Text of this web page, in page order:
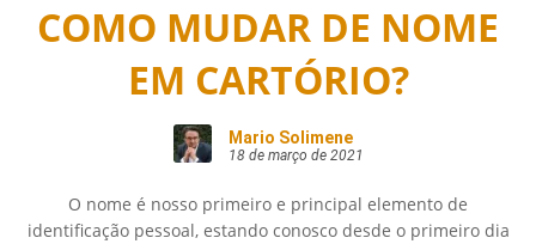
COMO MUDAR DE NOME
EM CARTÓRIO?
Mario Solimene
18 de março de 2021
O nome é nosso primeiro e principal elemento de
identificação pessoal, estando conosco desde o primeiro dia